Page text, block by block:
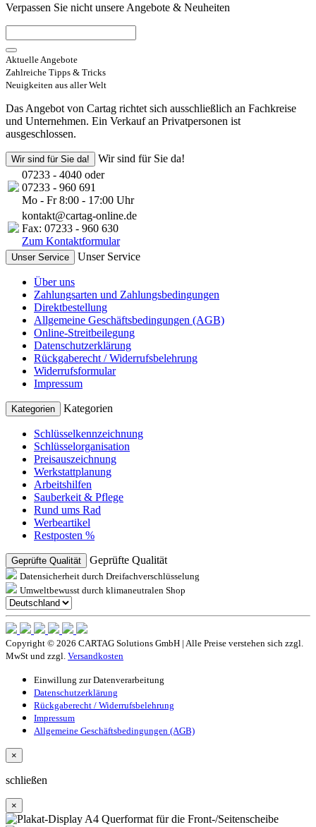
Verpassen Sie nicht unsere Angebote & Neuheiten
Aktuelle Angebote
Zahlreiche Tipps & Tricks
Neuigkeiten aus aller Welt
Das Angebot von Cartag richtet sich ausschließlich an Fachkreise
und Unternehmen. Ein Verkauf an Privatpersonen ist
ausgeschlossen.
Wir sind für Sie da!
Wir sind für Sie da!
07233 - 4040 oder
07233 - 960 691
Mo - Fr 8:00 - 17:00 Uhr
kontakt@cartag-online.de
Fax: 07233 - 960 630
Zum Kontaktformular
Unser Service Unser Service
Über uns
Zahlungsarten und Zahlungsbedingungen
Direktbestellung
Allgemeine Geschäftsbedingungen (AGB)
Online-Streitbeilegung
Datenschutzerklärung
Rückgaberecht / Widerrufsbelehrung
Widerrufsformular
Impressum
Kategorien Kategorien
Schlüsselkennzeichnung
Schlüsselorganisation
Preisauszeichnung
Werkstattplanung
Arbeitshilfen
Sauberkeit & Pflege
Rund ums Rad
Werbeartikel
Restposten %
Geprüfte Qualität Geprüfte Qualität
Datensicherheit durch Dreifachverschlüsselung
Umweltbewusst durch klimaneutralen Shop
Copyright © 2026 CARTAG Solutions GmbH | Alle Preise verstehen sich zzgl.
MwSt und zzgl. Versandkosten
Einwillung zur Datenverarbeitung
Datenschutzerklärung
Rückgaberecht / Widerrufsbelehrung
Impressum
Allgemeine Geschäftsbedingungen (AGB)
×
schließen
×